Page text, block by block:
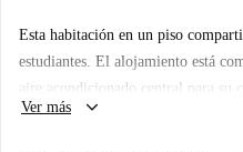
Esta habitación en un piso
estudiantes. El alojamiento está
aire acondicionado central para su
equipada y acceso a lavandería
Ver más keyboard_arrow_down